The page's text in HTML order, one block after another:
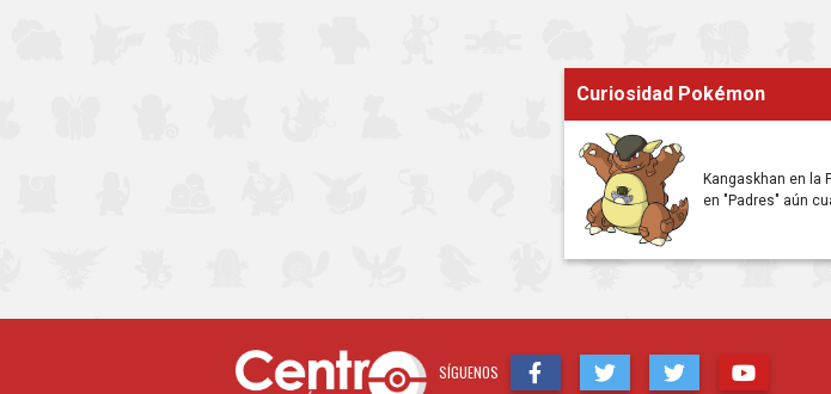
Curiosidad Pokémon
Kangaskhan en la
en "Padres" aún
SÍGUENOS